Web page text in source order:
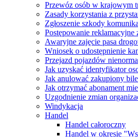
Przewóz osób w krajowym
Zasady korzystania z
Zgłoszenie szkody
Postępowanie reklamacyjne
Awaryjne zajęcie pasa
Wniosek o udostępnienie
Przejazd pojazdów
Jak uzyskać identyfikator
Jak anulować zakupiony
Jak otrzymać abonament
Uzgodnienie zmian
Windykacja
Handel
Handel całoroczny
Handel w okresie